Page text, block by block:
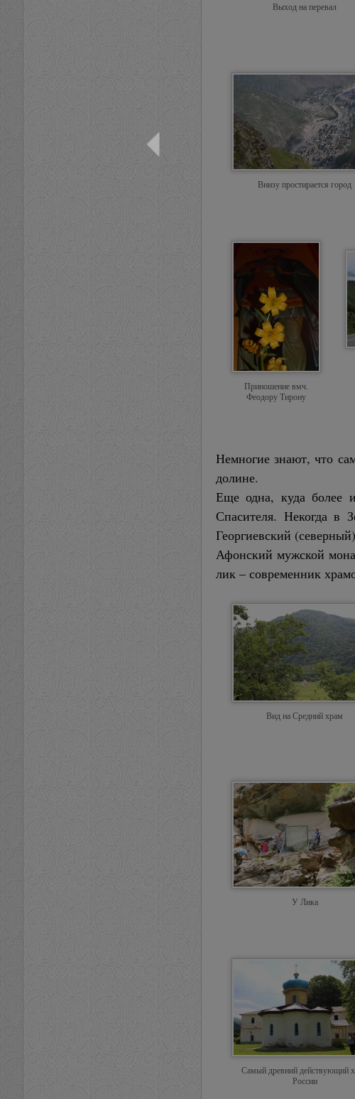
Выход на перевал
Внизу простирается город
Приношение вмч.
Феодору Тирону
Немногие знают, что
долине.
Еще одна, куда более
Спасителя. Некогда в
Георгиевский
Афонский мужской
лик – современник
Вид на Средний храм
У Лика
Самый древний действующий
России